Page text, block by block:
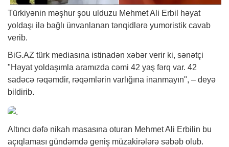
Türkiyənin məşhur şou ulduzu Mehmet Ali Erbil həyat
yoldaşı ilə bağlı ünvanlanan tənqidlərə yumoristik cavab
verib.
BiG.AZ türk mediasına istinadən xəbər verir ki, sənətçi
"Həyat yoldaşımla aramızda cəmi 42 yaş fərq var. 42
sadəcə rəqəmdir, rəqəmlərin varlığına inanmayın", – deyə
bildirib.
Altıncı dəfə nikah masasına oturan Mehmet Ali Erbilin bu
açıqlaması gündəmdə geniş müzakirələrə səbəb olub.